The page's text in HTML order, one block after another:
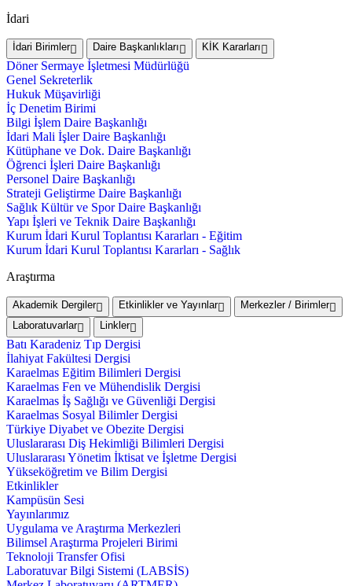
İdari
İdari Birimler Daire Başkanlıkları KİK Kararları
Döner Sermaye İşletmesi Müdürlüğü
Genel Sekreterlik
Hukuk Müşavirliği
İç Denetim Birimi
Bilgi İşlem Daire Başkanlığı
İdari Mali İşler Daire Başkanlığı
Kütüphane ve Dok. Daire Başkanlığı
Öğrenci İşleri Daire Başkanlığı
Personel Daire Başkanlığı
Strateji Geliştirme Daire Başkanlığı
Sağlık Kültür ve Spor Daire Başkanlığı
Yapı İşleri ve Teknik Daire Başkanlığı
Kurum İdari Kurul Toplantısı Kararları - Eğitim
Kurum İdari Kurul Toplantısı Kararları - Sağlık
Araştırma
Akademik Dergiler Etkinlikler ve Yayınlar
Merkezler / Birimler
Laboratuvarlar
Linkler
Batı Karadeniz Tıp Dergisi
İlahiyat Fakültesi Dergisi
Karaelmas Eğitim Bilimleri Dergisi
Karaelmas Fen ve Mühendislik Dergisi
Karaelmas İş Sağlığı ve Güvenliği Dergisi
Karaelmas Sosyal Bilimler Dergisi
Türkiye Diyabet ve Obezite Dergisi
Uluslararası Diş Hekimliği Bilimleri Dergisi
Uluslararası Yönetim İktisat ve İşletme Dergisi
Yükseköğretim ve Bilim Dergisi
Etkinlikler
Kampüsün Sesi
Yayınlarımız
Uygulama ve Araştırma Merkezleri
Bilimsel Araştırma Projeleri Birimi
Teknoloji Transfer Ofisi
Laboratuvar Bilgi Sistemi (LABSİS)